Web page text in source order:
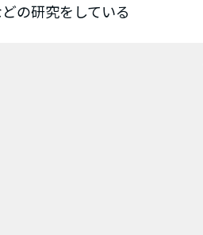
の研究をしている